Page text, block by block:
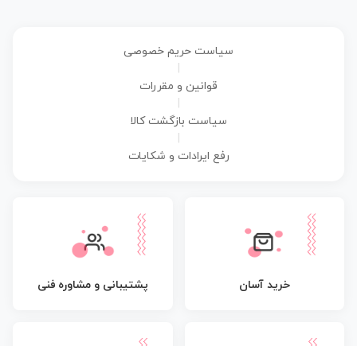
سیاست حریم خصوصی
قوانین و مقررات
سیاست بازگشت کالا
رفع ایرادات و شکایات
خرید آسان پشتیبانی و مشاوره فنی